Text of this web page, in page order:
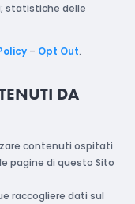
statistiche delle
– Opt Out.
DA
contenuti ospitati
pagine di questo Sito
raccogliere dati sul